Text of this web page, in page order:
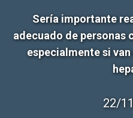
Sería importante
adecuado de personas
especialmente si
22/